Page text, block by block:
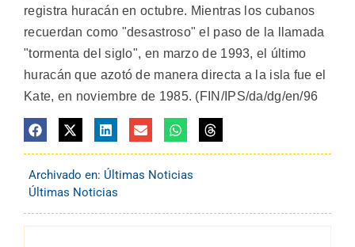
registra huracán en octubre. Mientras los cubanos
recuerdan como "desastroso" el paso de la llamada
"tormenta del siglo", en marzo de 1993, el último
huracán que azotó de manera directa a la isla fue el
Kate, en noviembre de 1985. (FIN/IPS/da/dg/en/96
Archivado en: Últimas Noticias
Últimas Noticias